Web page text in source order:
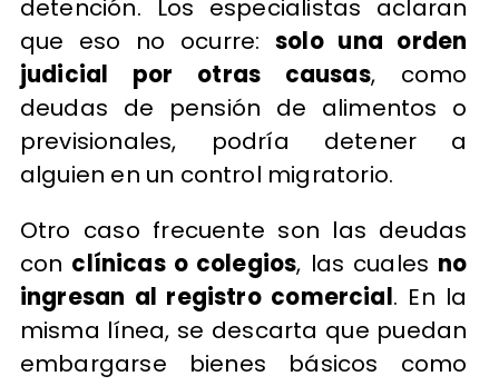
detención. Los especialistas aclaran
que eso no ocurre:solo una orden
judicial por otras causas, como
deudas de pensión de alimentos o
previsionales, podría detener a
alguien en un control migratorio.
Otro caso frecuente son las deudas
con clínicas o colegios, las cuales no
ingresan al registro comercial. En la
misma línea, se descarta que puedan
embargarse bienes básicos como